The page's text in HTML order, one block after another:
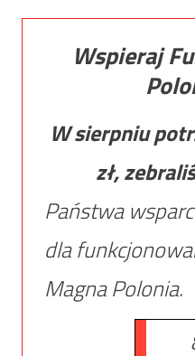
Wspieraj
W sierpniu
zł,
Państwa
dla
Magna Polonia.